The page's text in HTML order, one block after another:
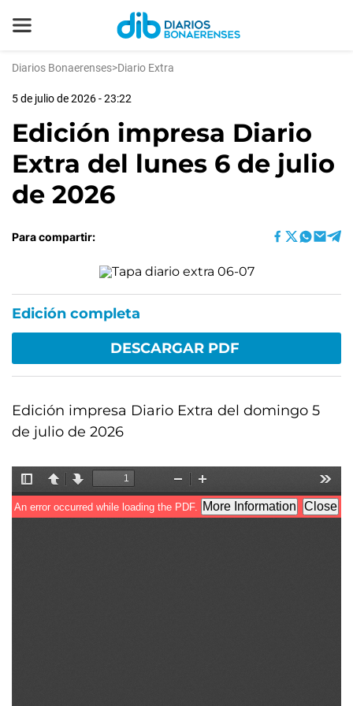
Diarios Bonaerenses>Diario Extra
5 de julio de 2026 - 23:22
Edición impresa Diario
Extra del lunes 6 de julio
de 2026
Para compartir:
Edición completa
DESCARGAR PDF
Edición impresa Diario Extra del domingo 5
de julio de 2026